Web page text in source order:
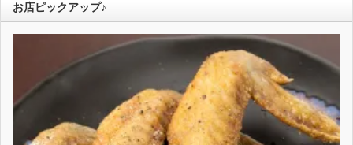
お店ピックアップ♪